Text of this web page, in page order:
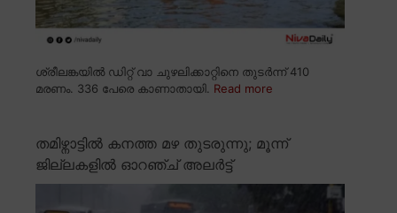
ശ്രീലങ്കയിൽ ഡിറ്റ് വാ ചുഴലിക്കാറ്റിനെ തുടർന്ന് 410
മരണം. 336 പേരെ കാണാതായി. Read more
തമിഴ്നാട്ടിൽ കനത്ത മഴ തുടരുന്നു; മൂന്ന്
ജില്ലകളിൽ ഓറഞ്ച് അലർട്ട്